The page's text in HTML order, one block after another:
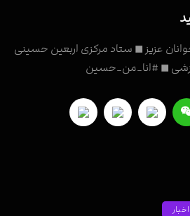
عزیز ◼ ستاد مرکزی اربعین حسینی
◼ #انا_من_حسین
اخبار